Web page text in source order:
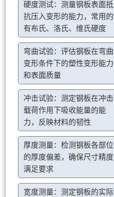
硬度测试：测量钢板表面抵
抗压入变形的能力，常用的
有布氏、洛氏、维氏硬度
弯曲试验：评估钢板在弯曲
变形条件下的塑性变形能力
和表面质量
冲击试验：测定钢板在冲击
载荷作用下吸收能量的能
力，反映材料的韧性
厚度测量：检测钢板各部位
的厚度偏差，确保尺寸精度
满足要求
宽度测量：测定钢板的实际